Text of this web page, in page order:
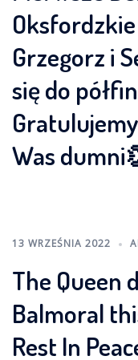
Grzegorz i
się do
Was
13 WRZEŚNIA 2022
The Queen
Balmoral
Rest In